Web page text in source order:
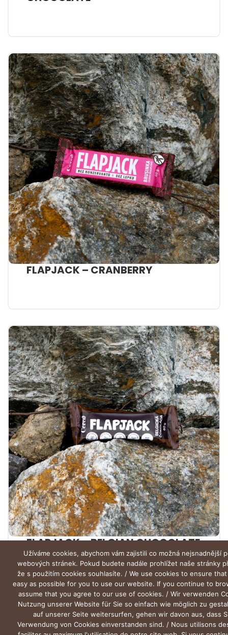
FLAPJACK – CRANBERRY
FLAPJACK – BELGIAN CHOCOLATE
Užíváme cookies, abychom vám zajistili co možná nejsnadnější
webových stránek. Pokud budete nadále prohlížet naše stránky
že s použitím cookies souhlasíte. / We use cookies to ensure
easy as possible for you to use our website. If you continue to
assume that you agree to our use of cookies. / Wir verwenden
Nutzung unserer Website für Sie so einfach wie möglich zu
auf unserer Seite weitersurfen, gehen wir davon aus, dass
Verwendung von Cookies einverstanden sind. / Nous utilisons